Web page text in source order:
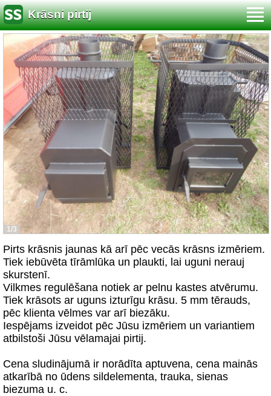
Krāsni pirtij
1/3
Pirts krāsnis jaunas kā arī pēc vecās krāsns izmēriem.
Tiek iebūvēta tīrāmlūka un plaukti, lai uguni nerauj
skurstenī.
Vilkmes regulēšana notiek ar pelnu kastes atvērumu.
Tiek krāsots ar uguns izturīgu krāsu. 5 mm tērauds,
pēc klienta vēlmes var arī biezāku.
Iespējams izveidot pēc Jūsu izmēriem un variantiem
atbilstoši Jūsu vēlamajai pirtij.
Cena sludinājumā ir norādīta aptuvena, cena mainās
atkarībā no ūdens sildelementa, trauka, sienas
biezuma u. c.